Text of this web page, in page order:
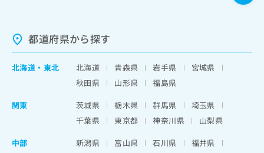
都道府県から探す
北海道 ・ 東北 北海道 青森県 岩手県
宮城県
秋田県
山形県
福島県
関東
茨城県 栃木県 群馬県
埼玉県
千葉県
東京都 神奈川県
山梨県
中部
新潟県 富山県 石川県
福井県